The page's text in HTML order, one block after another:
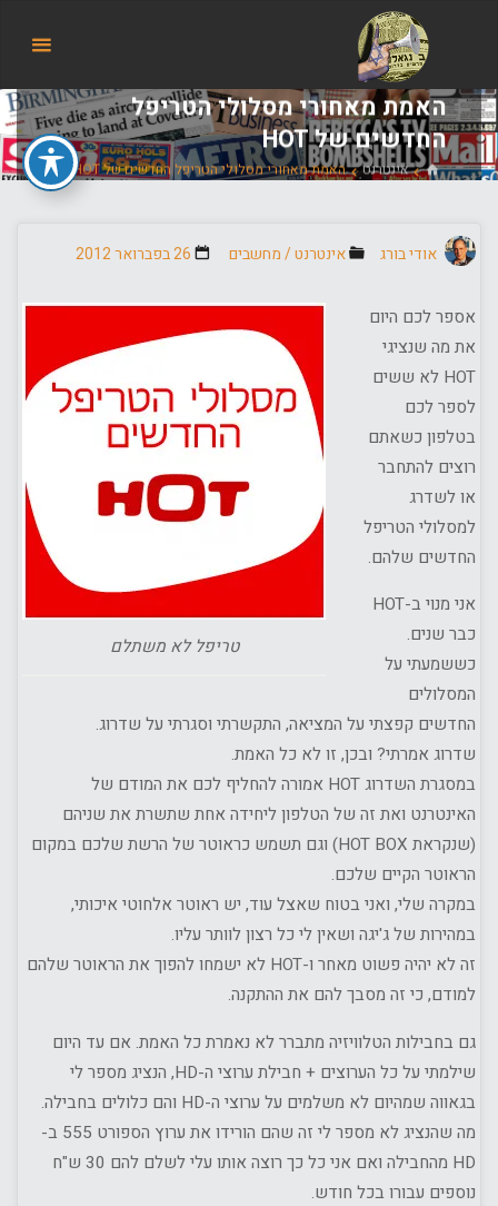
של
אודי
בורג
האמת מאחורי מסלולי הטריפל
החדשים של HOT
ביתאינטרנט האמת מאחורי מסלולי הטריפל החדשים של HOT
אודי בורג אינטרנט / מחשבים 26 בפברואר 2012
טריפל לא משתלם
אספר לכם היום
את מה שנציגי
HOT לא ששים
לספר לכם
בטלפון כשאתם
רוצים להתחבר
או לשדרג
למסלולי הטריפל
החדשים שלהם.
אני מנוי ב-HOT
כבר שנים.
כששמעתי על
המסלולים
החדשים קפצתי על המציאה, התקשרתי וסגרתי על שדרוג.
שדרוג אמרתי? ובכן, זו לא כל האמת.
במסגרת השדרוג HOT אמורה להחליף לכם את המודם של
האינטרנט ואת זה של הטלפון ליחידה אחת שתשרת את שניהם
(שנקראת HOT BOX) וגם תשמש כראוטר של הרשת שלכם במקום
הראוטר הקיים שלכם.
במקרה שלי, ואני בטוח שאצל עוד, יש ראוטר אלחוטי איכותי,
במהירות של ג'יגה ושאין לי כל רצון לוותר עליו.
זה לא יהיה פשוט מאחר ו-HOT לא ישמחו להפוך את הראוטר שלהם
למודם, כי זה מסבך להם את ההתקנה.
גם בחבילות הטלוויזיה מתברר לא נאמרת כל האמת. אם עד היום
שילמתי על כל הערוצים + חבילת ערוצי ה-HD, הנציג מספר לי
בגאווה שמהיום לא משלמים על ערוצי ה-HD והם כלולים בחבילה.
מה שהנציג לא מספר לי זה שהם הורידו את ערוץ הספורט 555 ב-
HD מהחבילה ואם אני כל כך רוצה אותו עלי לשלם להם 30 ש"ח
נוספים עבורו בכל חודש.